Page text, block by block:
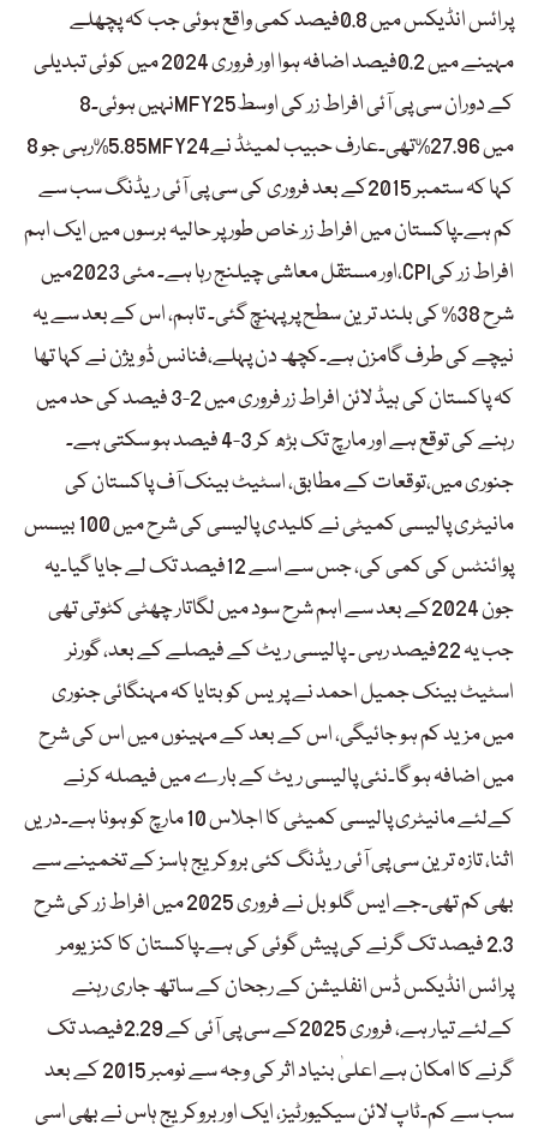
پرائس انڈیکس میں 0.8فیصد کمی واقع ہوئی جب کہ پچھلے
مہینے میں 0.2فیصد اضافہ ہوا اور فروری 2024 میں کوئی تبدیلی
نہیں ہوئی۔8MFY25کے دوران سی پی آئی افراط زر کی اوسط
5.85%رہی جو 8MFY24میں 27.96%تھی۔عارف حبیب لمیٹڈ نے
کہا کہ ستمبر 2015کے بعد فروری کی سی پی آئی ریڈنگ سب سے
کم ہے۔پاکستان میں افراط زر خاص طور پر حالیہ برسوں میں ایک اہم
اور مستقل معاشی چیلنج رہا ہے۔ مئی 2023میں،CPIافراط زر کی
شرح 38% کی بلند ترین سطح پر پہنچ گئی۔ تاہم، اس کے بعد سے یہ
نیچے کی طرف گامزن ہے۔کچھ دن پہلے،فنانس ڈویژن نے کہا تھا
کہ پاکستان کی ہیڈ لائن افراط زر فروری میں 2-3 فیصد کی حد میں
رہنے کی توقع ہے اور مارچ تک بڑھ کر 3-4 فیصد ہو سکتی ہے۔
جنوری میں،توقعات کے مطابق، اسٹیٹ بینک آف پاکستان کی
مانیٹری پالیسی کمیٹی نے کلیدی پالیسی کی شرح میں 100 بیسس
پوائنٹس کی کمی کی، جس سے اسے 12فیصد تک لے جایا گیا۔یہ
جون 2024کے بعد سے اہم شرح سود میں لگاتار چھٹی کٹوتی تھی
جب یہ 22فیصد رہی ۔ پالیسی ریٹ کے فیصلے کے بعد، گورنر
اسٹیٹ بینک جمیل احمد نے پریس کو بتایا کہ مہنگائی جنوری
میں مزید کم ہو جائیگی، اس کے بعد کے مہینوں میں اس کی شرح
میں اضافہ ہو گا۔نئی پالیسی ریٹ کے بارے میں فیصلہ کرنے
کےلئے مانیٹری پالیسی کمیٹی کا اجلاس 10 مارچ کو ہونا ہے۔دریں
اثنا، تازہ ترین سی پی آئی ریڈنگ کئی بروکریج ہاسز کے تخمینے سے
بھی کم تھی۔جے ایس گلوبل نے فروری 2025 میں افراط زر کی شرح
2.3 فیصد تک گرنے کی پیش گوئی کی ہے۔پاکستان کا کنزیومر
پرائس انڈیکس ڈس انفلیشن کے رجحان کے ساتھ جاری رہنے
کےلئے تیار ہے، فروری 2025کے سی پی آئی کے 2.29فیصد تک
گرنے کا امکان ہے اعلیٰ بنیاد اثر کی وجہ سے نومبر 2015 کے بعد
سب سے کم۔ٹاپ لائن سیکیورٹیز، ایک اور بروکریج ہاس نے بھی اسی